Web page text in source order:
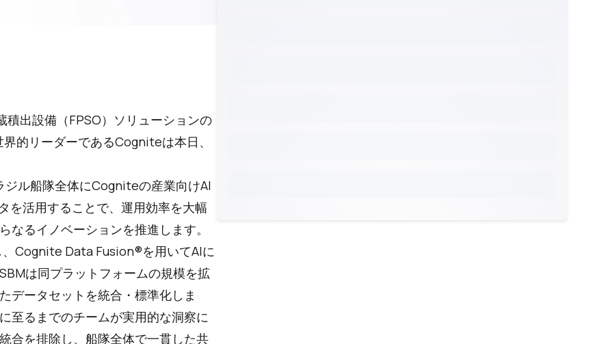
積出設備（FPSO）ソリューションの
的リーダーであるCogniteは本日、
ル船隊全体にCogniteの産業向けAI
を活用することで、運用効率を大幅
るイノベーションを推進します。
Cognite Data Fusion®を用いてAIに
は同プラットフォームの規模を拡
データセットを統合・標準化しま
至るまでのチームが実用的な洞察に
合を排除し、船隊全体で一貫した共